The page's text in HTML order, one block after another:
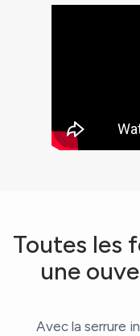
Toutes les
une
Avec la serrure